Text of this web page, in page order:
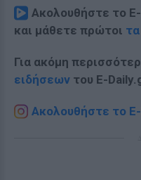
Ακολουθήστε το
και μάθετε πρώτοι
Για ακόμη
ειδήσεων του E-
Ακολουθήστε το